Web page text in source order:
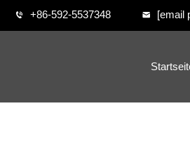
+86-592-5537348 [email